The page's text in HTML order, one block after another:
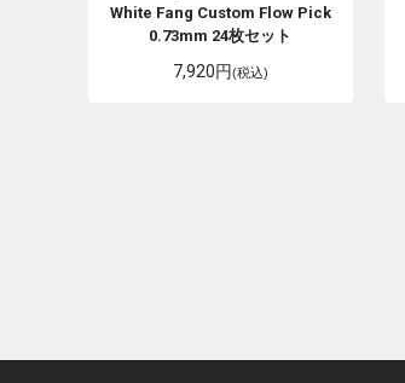
White Fang Custom Flow Pick
0.73mm 24枚セット
7,920円(税込)